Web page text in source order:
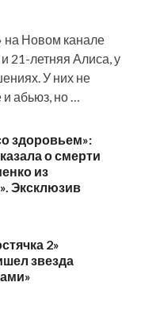
на Новом канале
21-летняя Алиса, у
У них не
и абьюз, но …
здоровьем»:
о смерти
из
Эксклюзив
2»
звезда